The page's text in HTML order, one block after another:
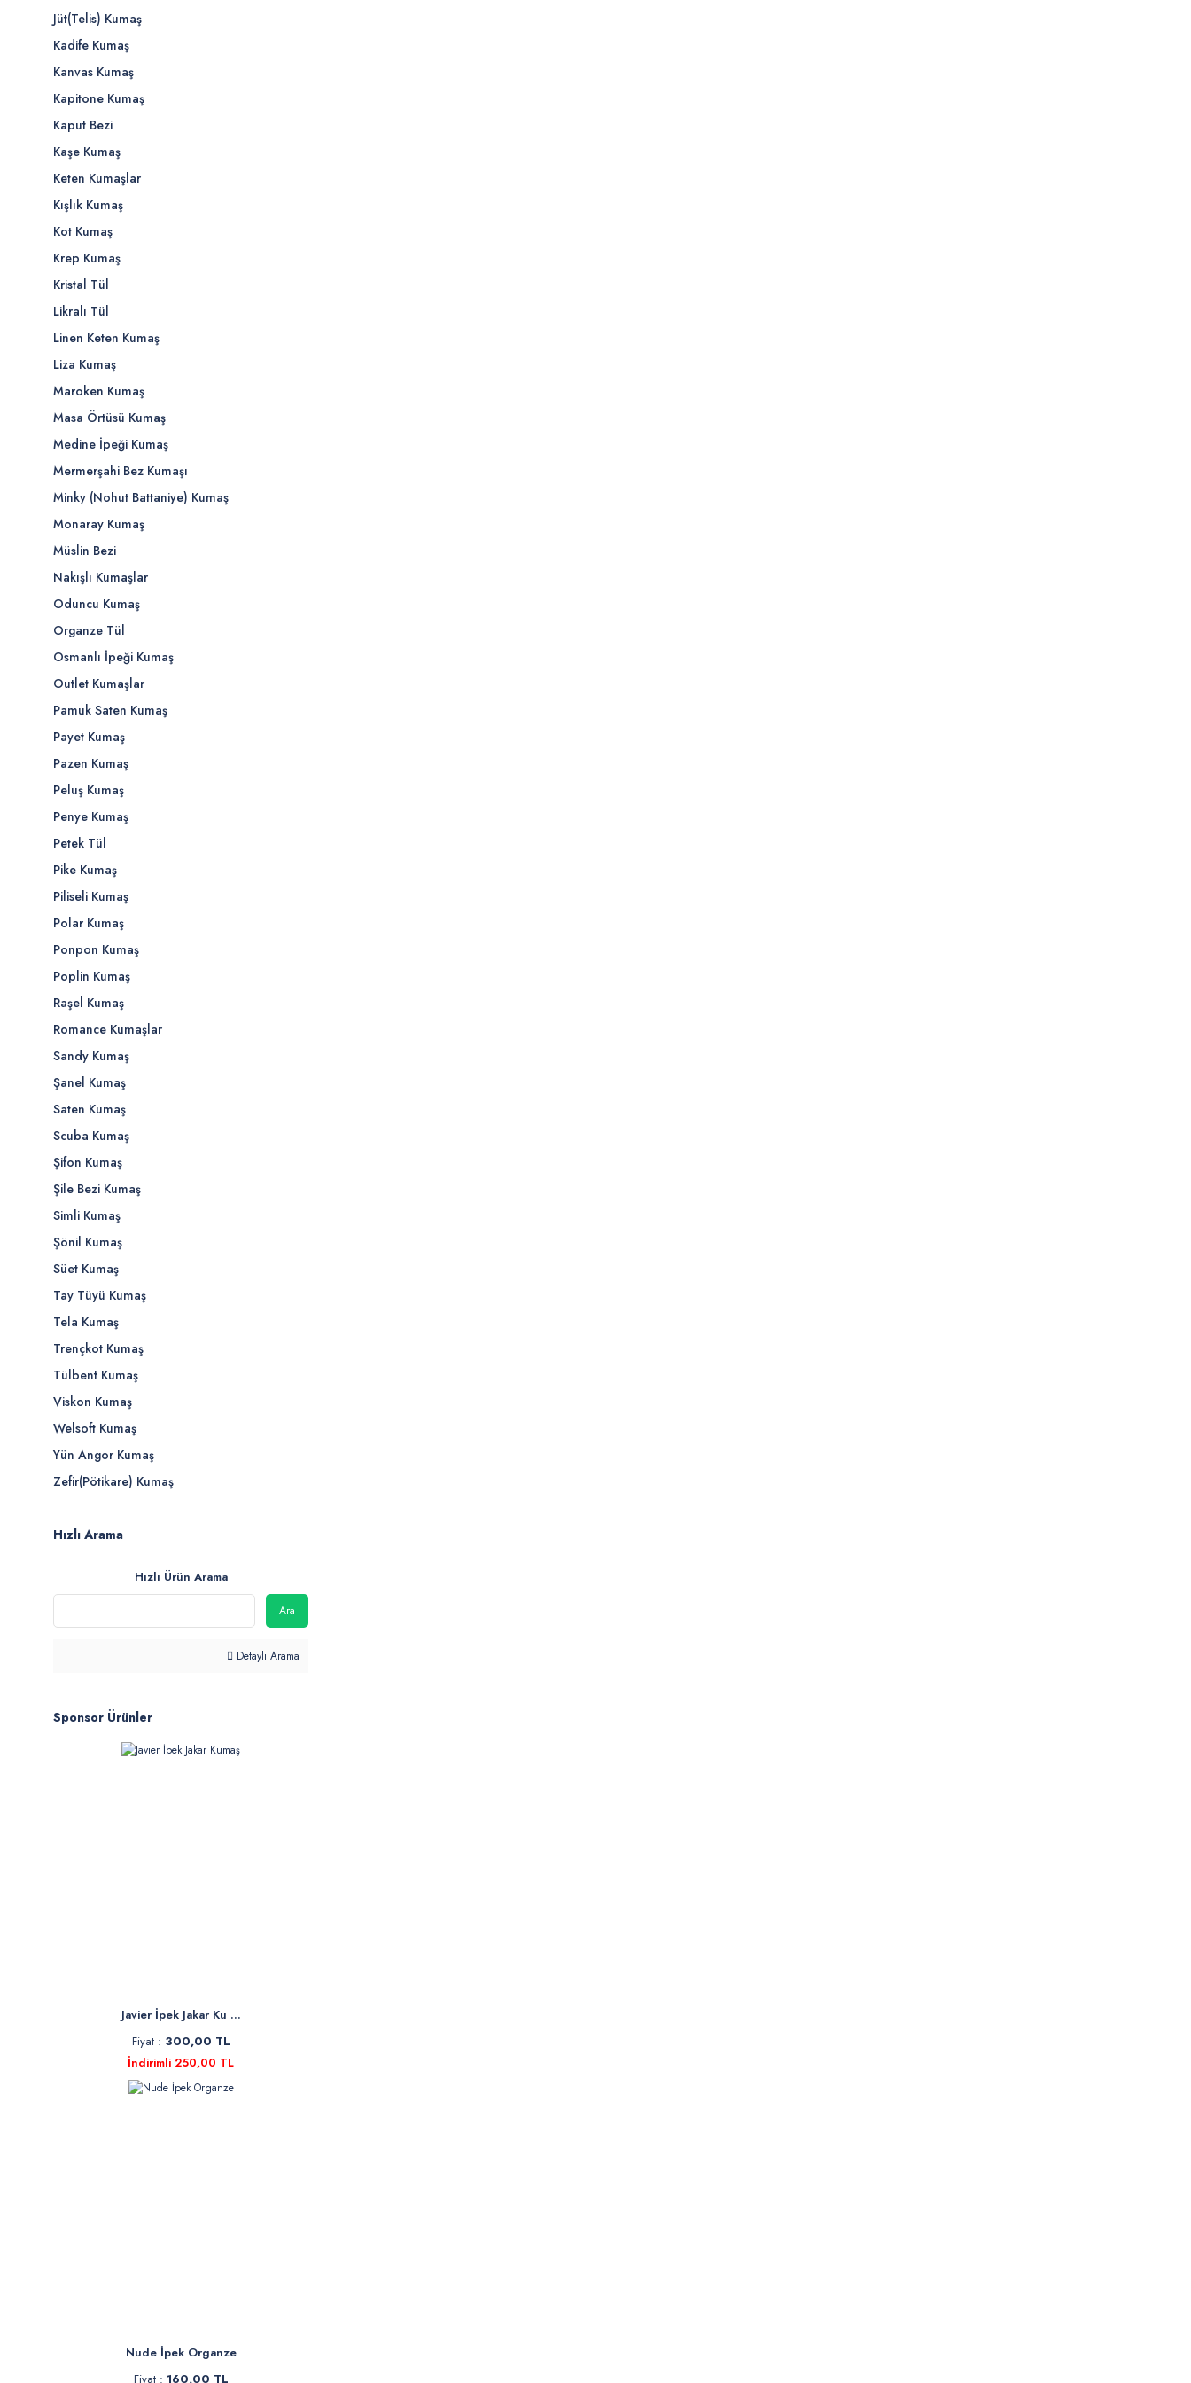
Jüt(Telis) Kumaş
Kadife Kumaş
Kanvas Kumaş
Kapitone Kumaş
Kaput Bezi
Kaşe Kumaş
Keten Kumaşlar
Kışlık Kumaş
Kot Kumaş
Krep Kumaş
Kristal Tül
Likralı Tül
Linen Keten Kumaş
Liza Kumaş
Maroken Kumaş
Masa Örtüsü Kumaş
Medine İpeği Kumaş
Mermerşahi Bez Kumaşı
Minky (Nohut Battaniye) Kumaş
Monaray Kumaş
Müslin Bezi
Nakışlı Kumaşlar
Oduncu Kumaş
Organze Tül
Osmanlı İpeği Kumaş
Outlet Kumaşlar
Pamuk Saten Kumaş
Payet Kumaş
Pazen Kumaş
Peluş Kumaş
Penye Kumaş
Petek Tül
Pike Kumaş
Piliseli Kumaş
Polar Kumaş
Ponpon Kumaş
Poplin Kumaş
Raşel Kumaş
Romance Kumaşlar
Sandy Kumaş
Şanel Kumaş
Saten Kumaş
Scuba Kumaş
Şifon Kumaş
Şile Bezi Kumaş
Simli Kumaş
Şönil Kumaş
Süet Kumaş
Tay Tüyü Kumaş
Tela Kumaş
Trençkot Kumaş
Tülbent Kumaş
Viskon Kumaş
Welsoft Kumaş
Yün Angor Kumaş
Zefir(Pötikare) Kumaş
Hızlı Arama
Hızlı Ürün Arama
Ara
Detaylı Arama
Sponsor Ürünler
Javier İpek Jakar Ku ...
Fiyat : 300,00 TL
İndirimli 250,00 TL
Nude İpek Organze
Fiyat : 160,00 TL